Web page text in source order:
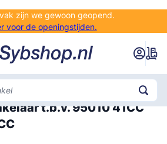
zijn we gewoon geopend.
voor de openingstijden.
t.b.v. 95010 41CC